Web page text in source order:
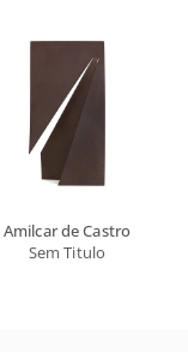
Amilcar de Castro
Sem Titulo